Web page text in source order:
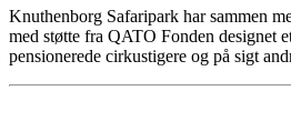
Knuthenborg Safaripark har sammen
med støtte fra QATO Fonden designet
pensionerede cirkustigere og på sigt